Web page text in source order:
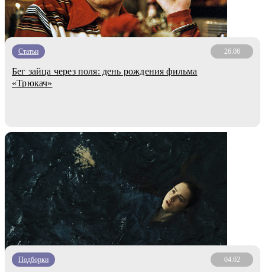
Статьи 26.06
Бег зайца через поля: день рождения фильма
«Трюкач»
Подборки 04.02